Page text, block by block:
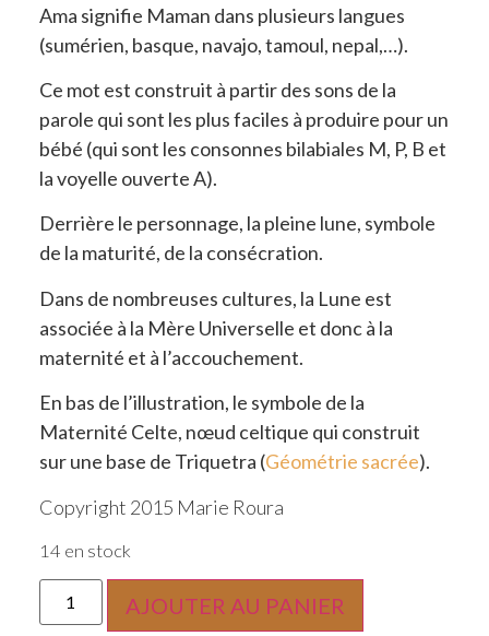
Ama signifie Maman dans plusieurs langues
(sumérien, basque, navajo, tamoul, nepal,…).
Ce mot est construit à partir des sons de la
parole qui sont les plus faciles à produire pour un
bébé (qui sont les consonnes bilabiales M, P, B et
la voyelle ouverte A).
Derrière le personnage, la pleine lune, symbole
de la maturité, de la consécration.
Dans de nombreuses cultures, la Lune est
associée à la Mère Universelle et donc à la
maternité et à l’accouchement.
En bas de l’illustration, le symbole de la
Maternité Celte, nœud celtique qui construit
sur une base de Triquetra (Géométrie sacrée).
Copyright 2015 Marie Roura
14 en stock
AJOUTER AU PANIER